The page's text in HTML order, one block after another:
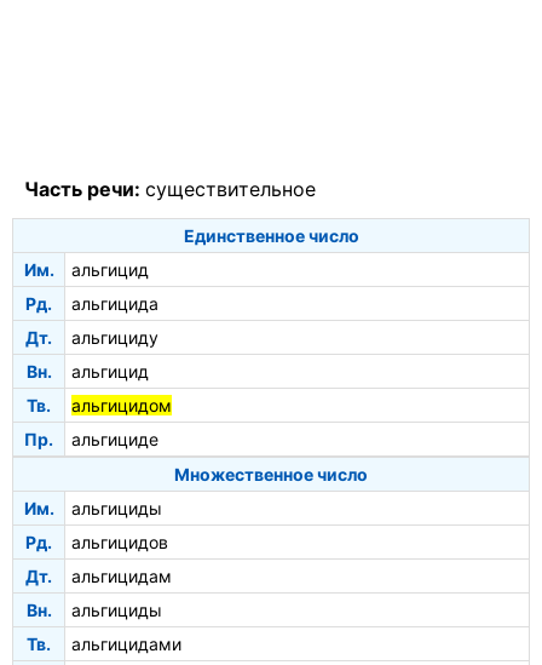
Часть речи: существительное
Единственное число
Им.
альгицид
Рд.
альгицида
Дт.
альгициду
Вн.
альгицид
Тв.
альгицидом
Пр.
альгициде
Множественное число
Им.
альгициды
Рд.
альгицидов
Дт.
альгицидам
Вн.
альгициды
Тв.
альгицидами